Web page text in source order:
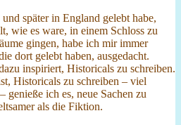
später in England gelebt habe,
wie es ware, in einem Schloss zu
gingen, habe ich mir immer
dort gelebt haben, ausgedacht.
inspiriert, Historicals zu schreiben.
Historicals zu schreiben – viel
genieße ich es, neue Sachen zu
als die Fiktion.